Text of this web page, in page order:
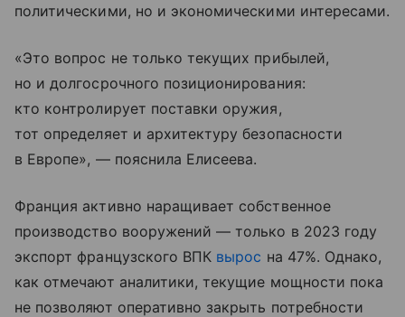
политическими, но и экономическими интересами.
«Это вопрос не только текущих прибылей,
но и долгосрочного позиционирования:
кто контролирует поставки оружия,
тот определяет и архитектуру безопасности
в Европе», — пояснила Елисеева.
Франция активно наращивает собственное
производство вооружений — только в 2023 году
экспорт французского ВПК вырос на 47%. Однако,
как отмечают аналитики, текущие мощности пока
не позволяют оперативно закрыть потребности